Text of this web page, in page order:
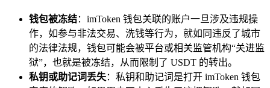
钱包被冻结：imToken 钱包关联的账户一旦涉及违规操
作，如参与非法交易、洗钱等行为，就如同违反了城市
的法律法规，钱包可能会被平台或相关监管机构“关进监
狱”，也就是被冻结，从而限制了 USDT 的转出。
私钥或助记词丢失：私钥和助记词是打开 imToken 钱包